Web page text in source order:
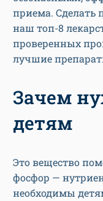
приема.
наш топ-8
проверенных
лучшие
Зачем
детям
Это вещество
фосфор —
необходимы